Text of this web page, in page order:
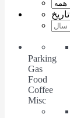
تاریخ
Parking
Gas
Food
Coffee
Misc